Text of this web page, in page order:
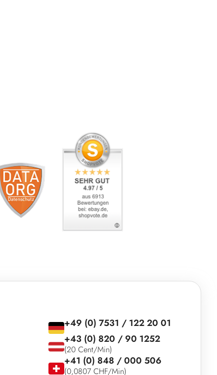
+49 (0) 7531 / 122 20 01
+43 (0) 820 / 90 1252
(20 Cent/Min)
+41 (0) 848 / 000 506
(0,0807 CHF/Min)